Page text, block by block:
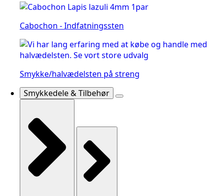
Cabochon - Indfatningssten
Smykke/halvædelsten på streng
Smykkedele & Tilbehør